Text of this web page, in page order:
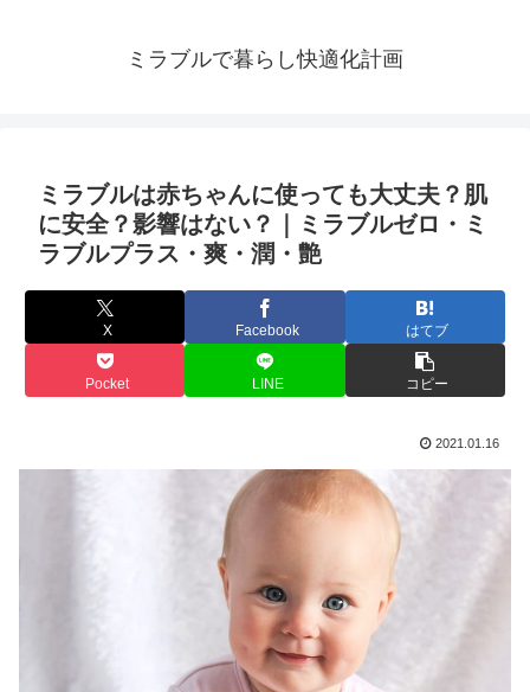
ミラブルで暮らし快適化計画
ミラブルは赤ちゃんに使っても大丈夫？肌
に安全？影響はない？｜ミラブルゼロ・ミ
ラブルプラス・爽・潤・艶
X Facebook はてブ
Pocket LINE コピー
2021.01.16